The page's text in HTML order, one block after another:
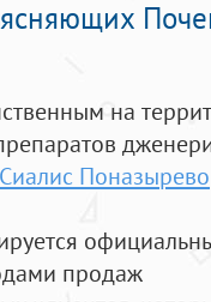
на
Поназырево
продаж